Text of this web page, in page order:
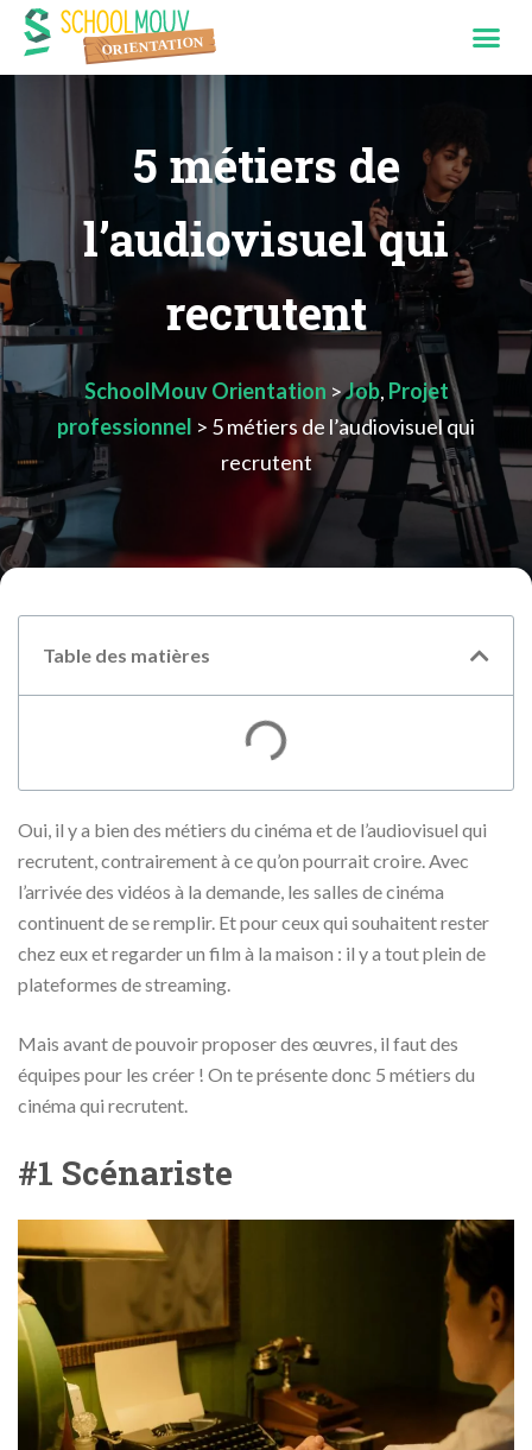
5 métiers de
l’audiovisuel qui
recrutent
SchoolMouv Orientation >Job, Projet
professionnel > 5 métiers de l’audiovisuel qui
recrutent
Table des matières
Oui, il y a bien des métiers du cinéma et de l’audiovisuel qui
recrutent, contrairement à ce qu’on pourrait croire. Avec
l’arrivée des vidéos à la demande, les salles de cinéma
continuent de se remplir. Et pour ceux qui souhaitent rester
chez eux et regarder un film à la maison : il y a tout plein de
plateformes de streaming.
Mais avant de pouvoir proposer des œuvres, il faut des
équipes pour les créer ! On te présente donc 5 métiers du
cinéma qui recrutent.
#1 Scénariste